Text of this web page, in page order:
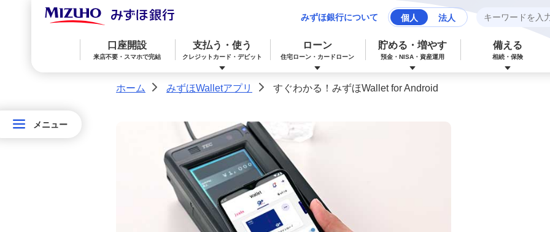
みずほ銀行について 個人 法人
口座開設
来店不要・スマホで完結
支払う・使う
クレジットカード・デビット
ローン
住宅ローン・カードローン
貯める・増やす
預金・NISA・資産運用
備える
相続・保険
みずほ楽天カード（クレジットカード）
みずほマイレージクラブカード（クレジ
ットカード）
みずほマイレージクラブ
カードローン
みずほ リ・バース60
リフォームローン
NISA：ニーサ（少額投資非課税制度）
iDeCo：イデコ（個人型確定拠出年金）
みずほグローバル口座（マルチカレンシ
ー口座）
保険
資産形成サポート
メニュー
メニュー
み
ホーム みずほWalletアプリ すぐわかる！みずほWallet for Android